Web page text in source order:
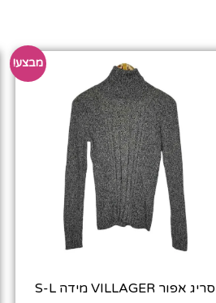
מבצע!
סריג אפור VILLAGER מידה S-L